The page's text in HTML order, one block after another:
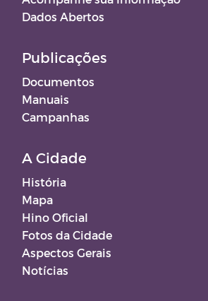
Dados Abertos
Publicações
Documentos
Manuais
Campanhas
A Cidade
História
Mapa
Hino Oficial
Fotos da Cidade
Aspectos Gerais
Notícias